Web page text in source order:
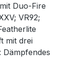
Duo-Fire
VR92;
mit drei